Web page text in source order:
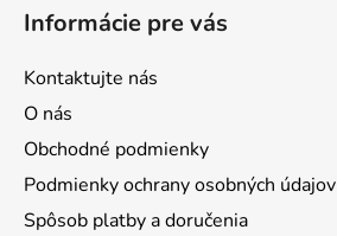
Informácie pre vás
Kontaktujte nás
O nás
Obchodné podmienky
Podmienky ochrany osobných údajov
Spôsob platby a doručenia